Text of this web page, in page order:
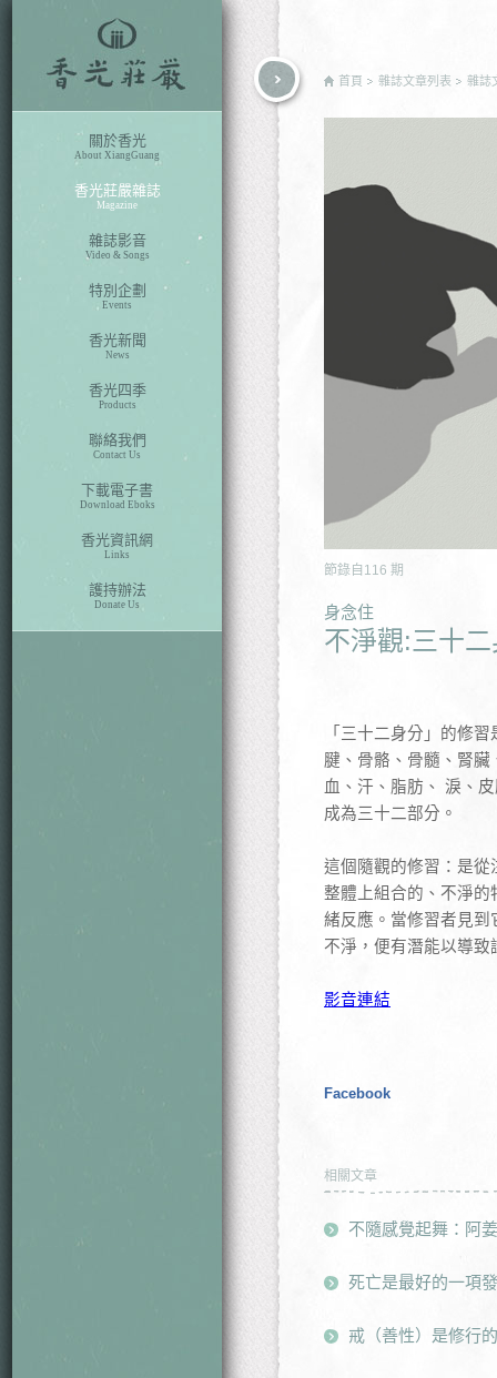
關於香光
About XiangGuang
香光莊嚴雜誌
Magazine
雜誌影音
Video & Songs
特別企劃
Events
香光新聞
News
香光四季
Products
聯絡我們
Contact Us
下載電子書
Download Eboks
香光資訊網
Links
護持辦法
Donate Us
首頁 雜誌文章列表 雜誌
節錄自 116 期
身念住
不淨觀:三十
「三十二身分」的修
腱、骨骼、骨髓、腎
血、汗、脂肪、 淚、
成為三十二部分。
這個隨觀的修習：是從
整體上組合的、不淨
緒反應。當修習者見到
不淨，便有潛能以導
影音連結
Facebook
相關文章
不隨感覺起舞：阿
死亡是最好的一項
戒（善性）是修行